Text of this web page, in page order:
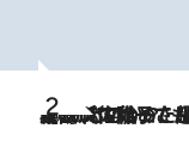
2026.8.5
【阿川佐和子さんの年とる力】なぜ70代で始めた趣味は“こんなに楽しい”のか？ ピアノ、俳句…スランプに陥っても続けられる“ある秘訣”とは